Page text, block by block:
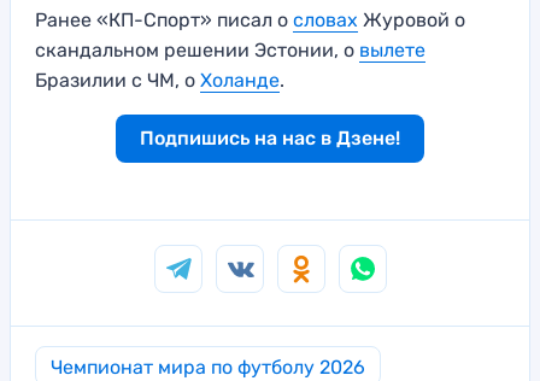
Ранее «КП-Спорт» писал о словах Журовой о
скандальном решении Эстонии, о вылете
Бразилии с ЧМ, о Холанде.
Подпишись на нас в Дзене!
Чемпионат мира по футболу 2026